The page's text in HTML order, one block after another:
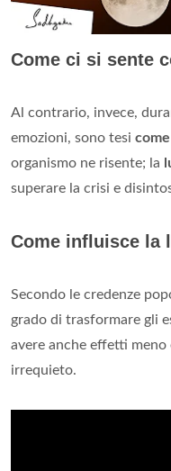
Come ci si sente
Al contrario, invece,
emozioni, sono tesi come
organismo ne risente; la
superare la crisi e
Come influisce la
Secondo le credenze
grado di trasformare gli
avere anche effetti
irrequieto.